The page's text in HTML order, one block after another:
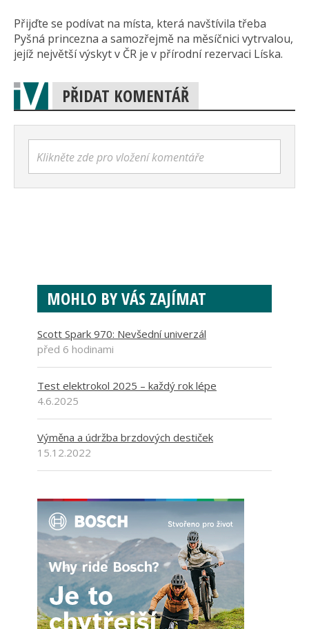
Přijďte se podívat na místa, která navštívila třeba
Pyšná princezna a samozřejmě na měsíčnici vytrvalou,
jejíž největší výskyt v ČR je v přírodní rezervaci Líska.
PŘIDAT KOMENTÁŘ
Klikněte zde pro vložení komentáře
MOHLO BY VÁS ZAJÍMAT
Scott Spark 970: Nevšední univerzál
před 6 hodinami
Test elektrokol 2025 – každý rok lépe
4.6.2025
Výměna a údržba brzdových destiček
15.12.2022